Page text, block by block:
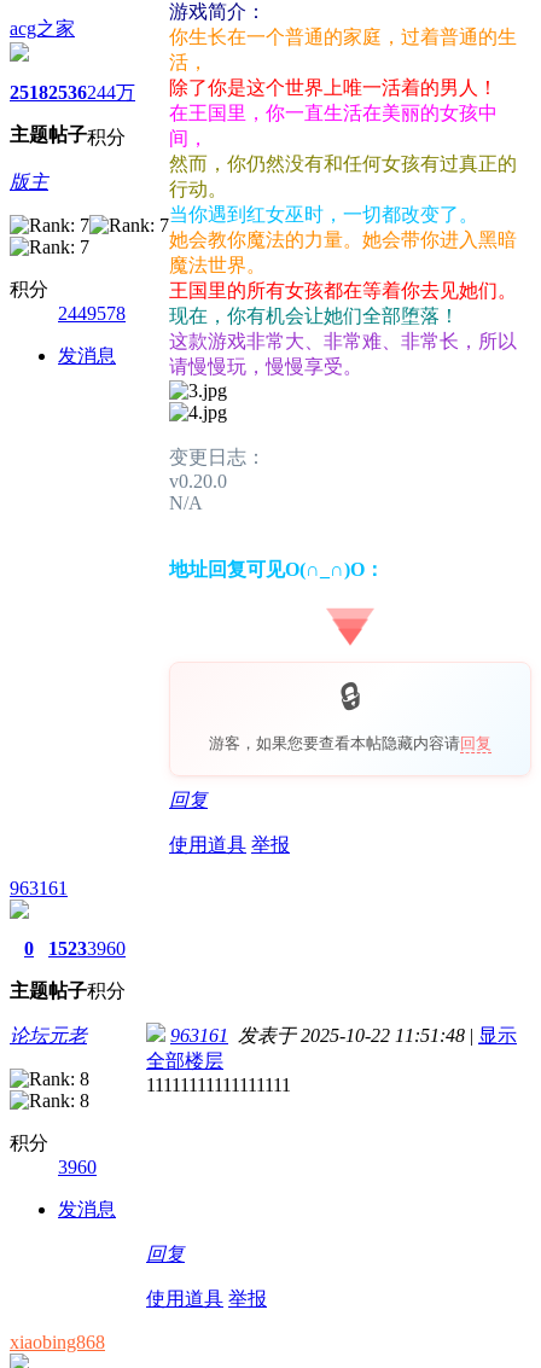
acg之家
2518
主题
2536
帖子
244万
积分
版主
积分
2449578
发消息
游戏简介：
你生长在一个普通的家庭，过着普通的生
活，
除了你是这个世界上唯一活着的男人！
在王国里，你一直生活在美丽的女孩中
间，
然而，你仍然没有和任何女孩有过真正的
行动。
当你遇到红女巫时，一切都改变了。
她会教你魔法的力量。她会带你进入黑暗
魔法世界。
王国里的所有女孩都在等着你去见她们。
现在，你有机会让她们全部堕落！
这款游戏非常大、非常难、非常长，所以
请慢慢玩，慢慢享受。
变更日志：
v0.20.0
N/A
地址回复可见O(∩_∩)O：
游客，如果您要查看本帖隐藏内容请回复
回复
使用道具 举报
963161
0
主题
1523
帖子
3960
积分
论坛元老
积分
3960
发消息
963161 发表于 2025-10-22 11:51:48 | 显示
全部楼层
11111111111111111
回复
使用道具 举报
xiaobing868